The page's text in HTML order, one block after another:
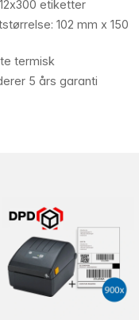
etiketter
102 mm x 150
termisk
5 års garanti